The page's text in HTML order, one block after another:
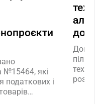
№15464, які
податкових і
до
пільг з